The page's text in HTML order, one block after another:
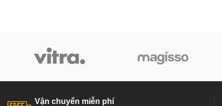
Vận chuyển miễn phí